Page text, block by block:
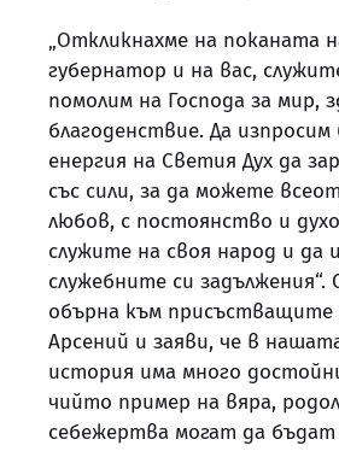
„Откликнахме на поканата
губернатор и на вас,
помолим на Господа за мир,
благоденствие. Да
енергия на Светия Дух да
със сили, за да можете
любов, с постоянство и
служите на своя народ и да
служебните си задължения“.
обърна към присъстващите
Арсений и заяви, че в
история има много
чийто пример на вяра,
себежертва могат да бъдат